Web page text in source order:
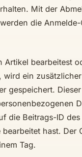
Mit der
die
Artikel bearbeitest
wird ein
gespeichert.
die Beitrags-ID des
hast. Der
Tag.